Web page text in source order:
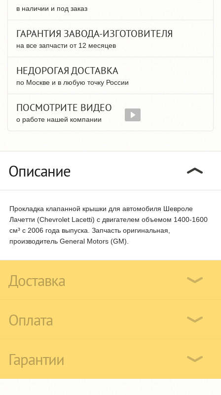
в наличии и под заказ
ГАРАНТИЯ ЗАВОДА-ИЗГОТОВИТЕЛЯ
на все запчасти от 12 месяцев
НЕДОРОГАЯ ДОСТАВКА
по Москве и в любую точку России
ПОСМОТРИТЕ ВИДЕО
о работе нашей компании
Описание
Прокладка клапанной крышки для автомобиля Шевроле
Лачетти (Chevrolet Lacetti) с двигателем объемом 1400-1600
см³ с 2006 года выпуска. Запчасть оригинальная,
производитель General Motors (GM).
Доставка
Оплата
Гарантии